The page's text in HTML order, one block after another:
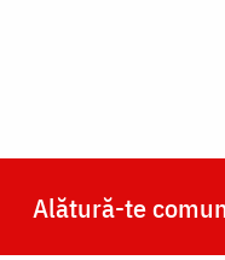
Alătură-te